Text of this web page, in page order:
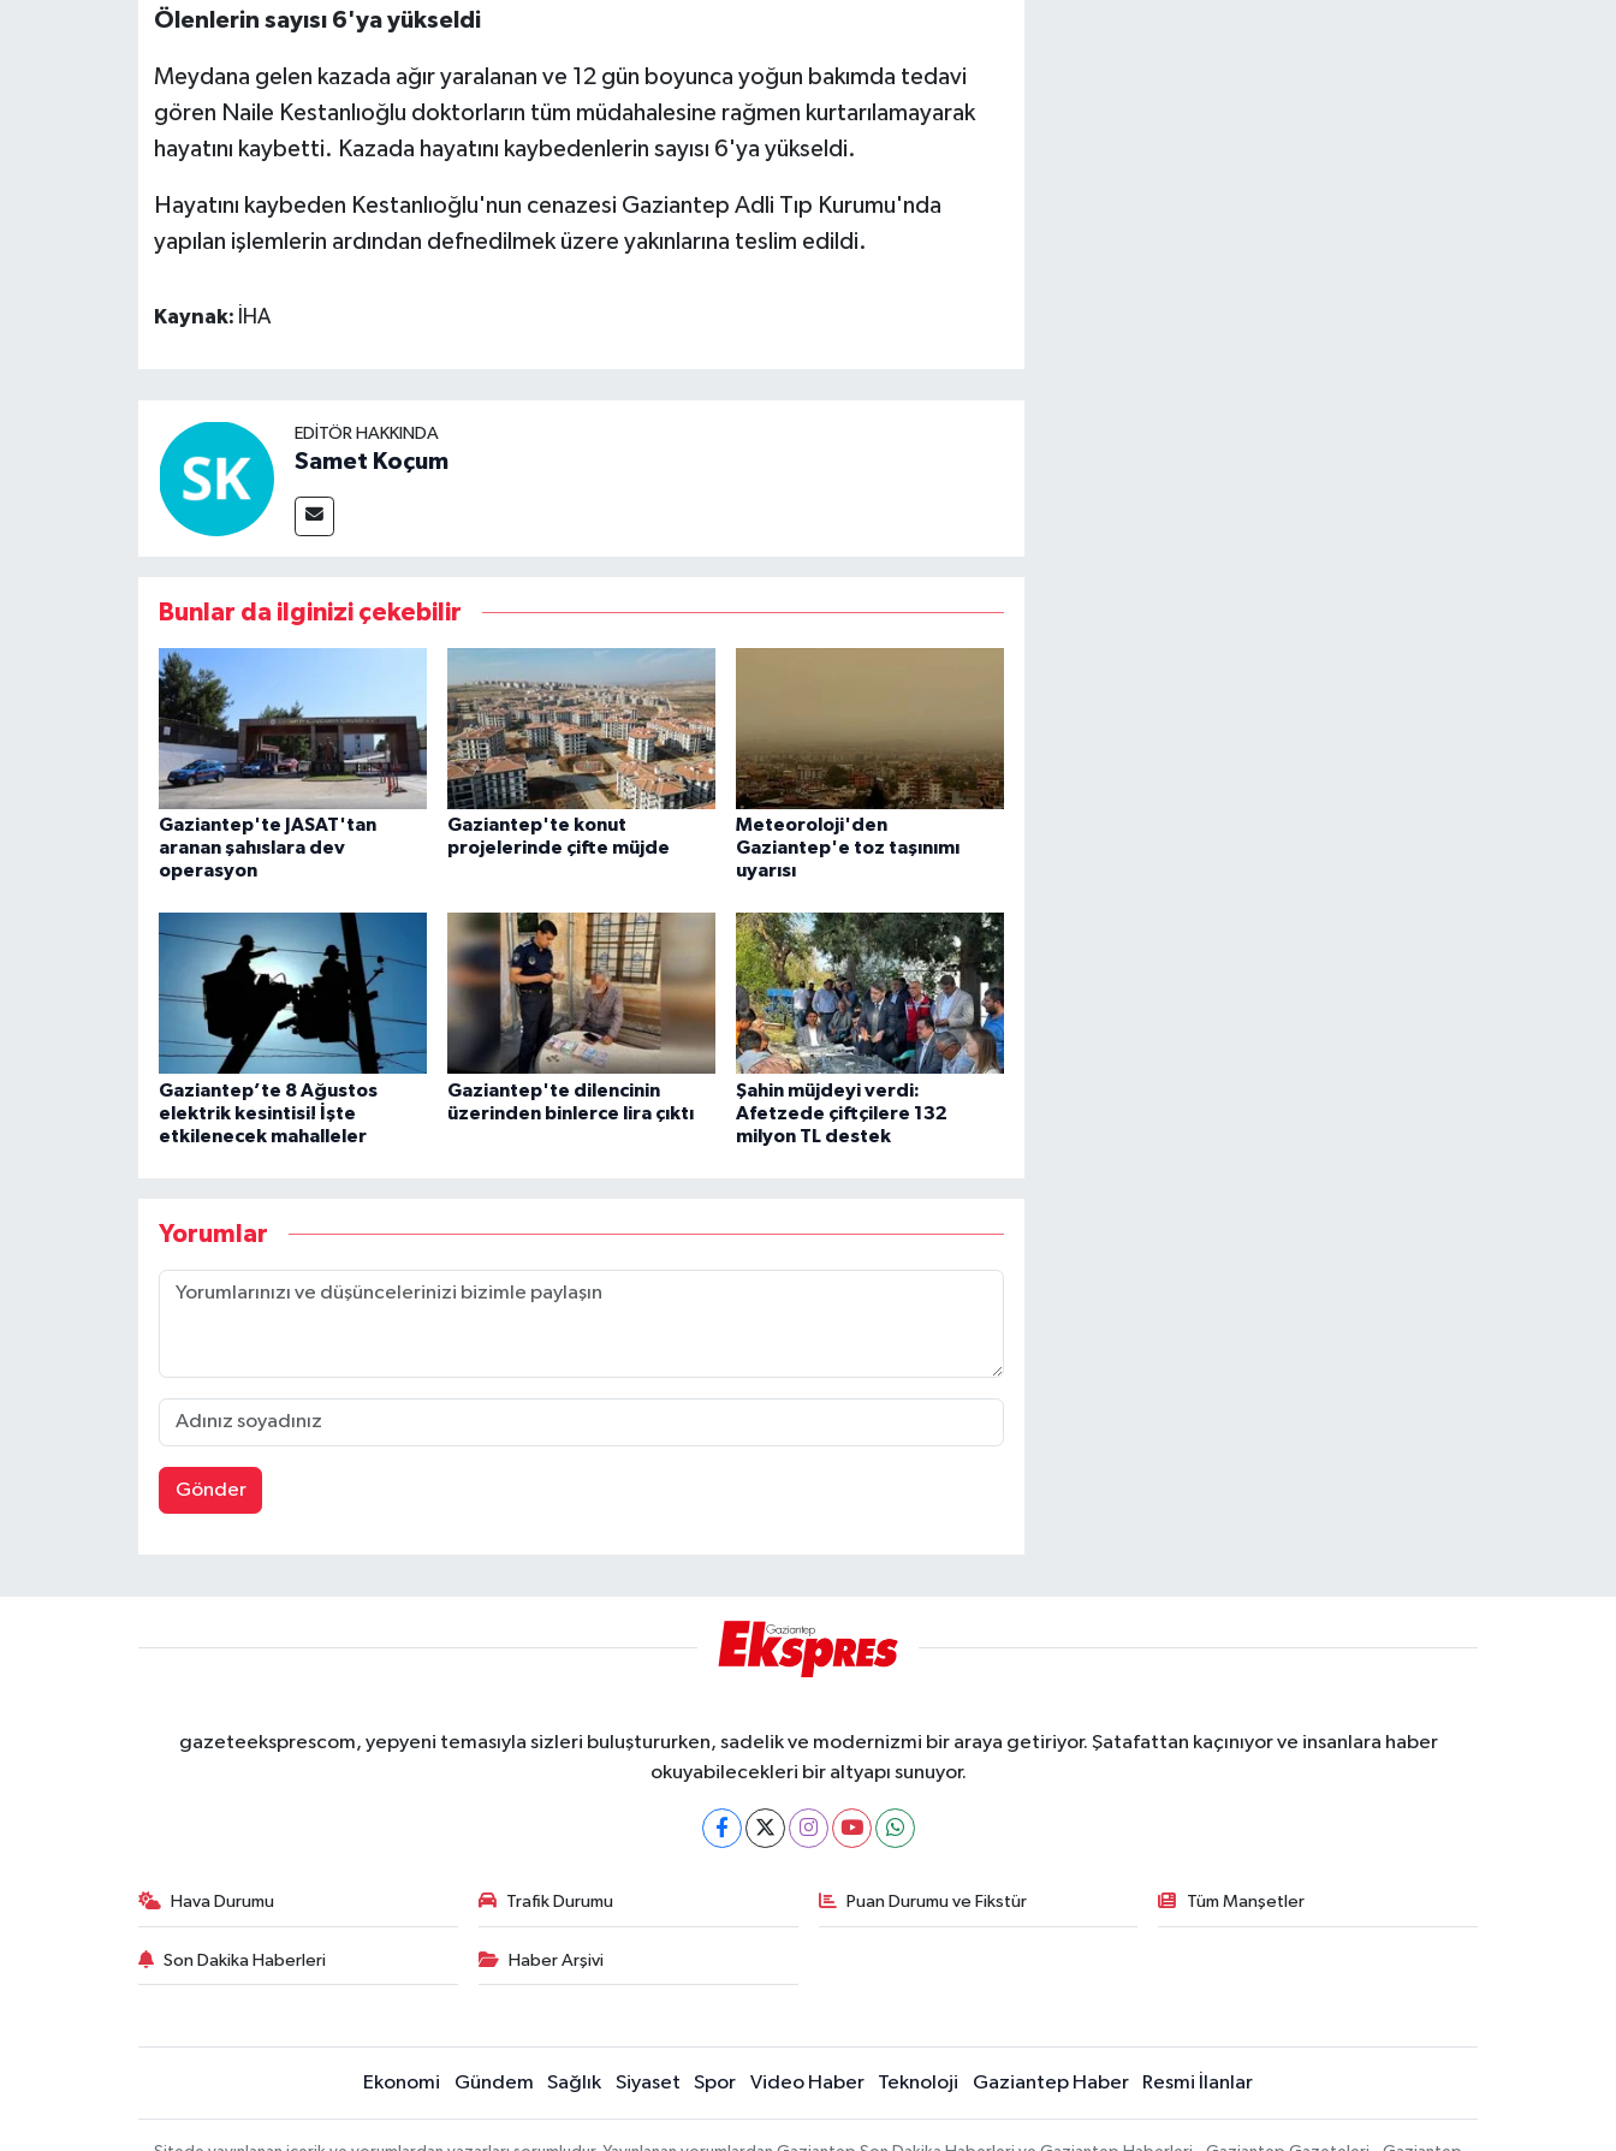
Ölenlerin sayısı 6'ya yükseldi
Meydana gelen kazada ağır yaralanan ve 12 gün boyunca yoğun bakımda tedavi
gören Naile Kestanlıoğlu doktorların tüm müdahalesine rağmen kurtarılamayarak
hayatını kaybetti. Kazada hayatını kaybedenlerin sayısı 6'ya yükseldi.
Hayatını kaybeden Kestanlıoğlu'nun cenazesi Gaziantep Adli Tıp Kurumu'nda
yapılan işlemlerin ardından defnedilmek üzere yakınlarına teslim edildi.
Kaynak: İHA
EDITÖR HAKKINDA
Samet Koçum
Bunlar da ilginizi çekebilir
Gaziantep'te JASAT'tan
aranan şahıslara dev
operasyon
Gaziantep'te konut
projelerinde çifte müjde
Meteoroloji'den
Gaziantep'e toz taşınımı
uyarısı
Gaziantep’te 8 Ağustos
elektrik kesintisi! İşte
etkilenecek mahalleler
Gaziantep'te dilencinin
üzerinden binlerce lira çıktı
Şahin müjdeyi verdi:
Afetzede çiftçilere 132
milyon TL destek
Yorumlar
Gönder
gazeteeksprescom, yepyeni temasıyla sizleri buluştururken, sadelik ve modernizmi bir araya getiriyor. Şatafattan kaçınıyor ve insanlara haber
okuyabilecekleri bir altyapı sunuyor.
Hava Durumu Trafik Durumu Puan Durumu ve Fikstür Tüm Manşetler
Son Dakika Haberleri Haber Arşivi
Ekonomi Gündem Sağlık Siyaset Spor Video Haber Teknoloji Gaziantep Haber Resmi İlanlar